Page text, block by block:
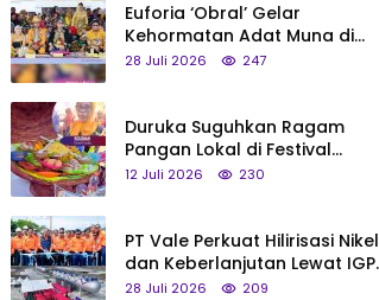
Euforia ‘Obral’ Gelar
Kehormatan Adat Muna di
Silaturahmi KKMM, Ridwan Bae:
28 Juli 2026 247
Duruka Suguhkan Ragam
Pangan Lokal di Festival
Liangkobhori, Dari Umbi Rebus
12 Juli 2026 230
PT Vale Perkuat Hilirisasi Nikel
dan Keberlanjutan Lewat IGP
Morowali
28 Juli 2026 209